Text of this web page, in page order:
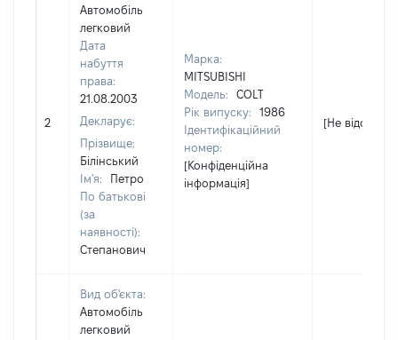
2
Автомобіль
легковий
Дата
набуття
права:
21.08.2003
Декларує:
Прізвище:
Білінський
Ім'я:
Петро
По батькові
(за
наявності):
Степанович
Марка:
MITSUBISHI
Модель:
COLT
Рік випуску:
1986
Ідентифікаційний
номер:
[Конфіденційна
інформація]
[Не відомо]
Вид об'єкта:
Автомобіль
легковий